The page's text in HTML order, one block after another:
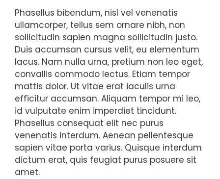
Phasellus bibendum, nisl vel venenatis
ullamcorper, tellus sem ornare nibh, non
sollicitudin sapien magna sollicitudin justo.
Duis accumsan cursus velit, eu elementum
lacus. Nam nulla urna, pretium non leo eget,
convallis commodo lectus. Etiam tempor
mattis dolor. Ut vitae erat iaculis urna
efficitur accumsan. Aliquam tempor mi leo,
id vulputate enim imperdiet tincidunt.
Phasellus consequat elit nec purus
venenatis interdum. Aenean pellentesque
sapien vitae porta varius. Quisque interdum
dictum erat, quis feugiat purus posuere sit
amet.